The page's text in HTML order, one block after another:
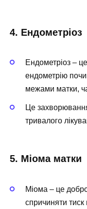
4. Ендометріоз
Ендометріоз –
ендометрію
межами матки,
Це
тривалого
5. Міома матки
Міома – це
спричиняти тиск